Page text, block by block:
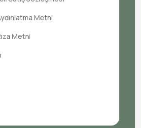
Metni
Metni